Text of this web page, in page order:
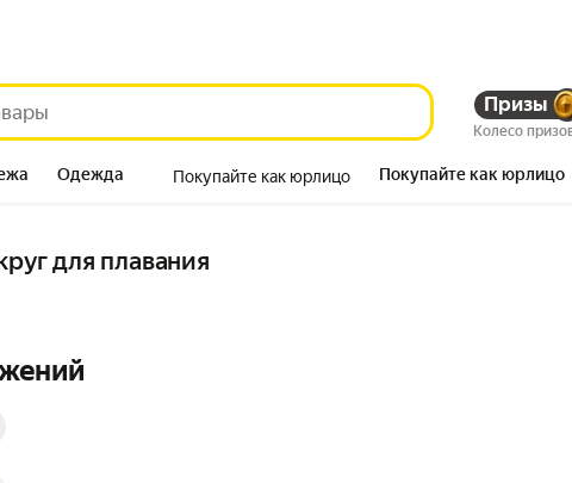
Призы
Колесо
Одежда Покупайте как юрлицо Покупайте как юрлицо
для плавания